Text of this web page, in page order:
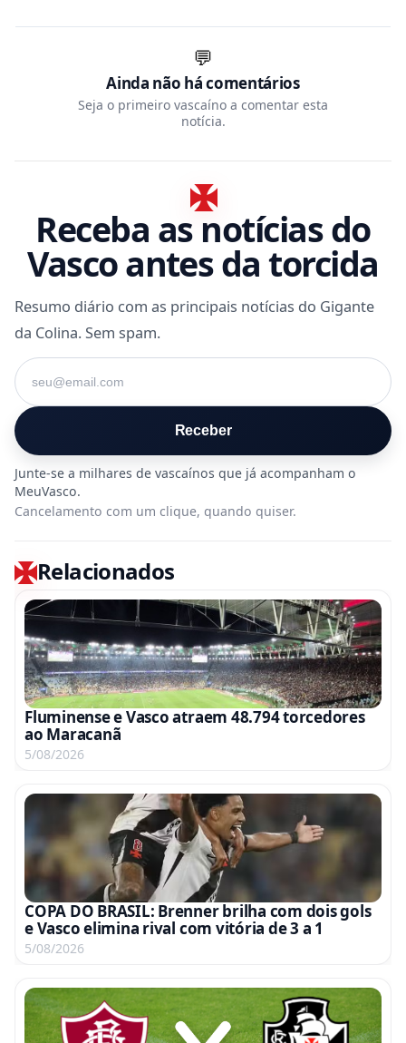
💬
Ainda não há comentários
Seja o primeiro vascaíno a comentar esta
notícia.
Receba as notícias do
Vasco antes da torcida
Resumo diário com as principais notícias do Gigante
da Colina. Sem spam.
Seu e-mail
Receber
Cancelamento com um clique, quando quiser.
Relacionados
Fluminense e Vasco atraem 48.794 torcedores
ao Maracanã
5/08/2026
COPA DO BRASIL: Brenner brilha com dois gols
e Vasco elimina rival com vitória de 3 a 1
5/08/2026